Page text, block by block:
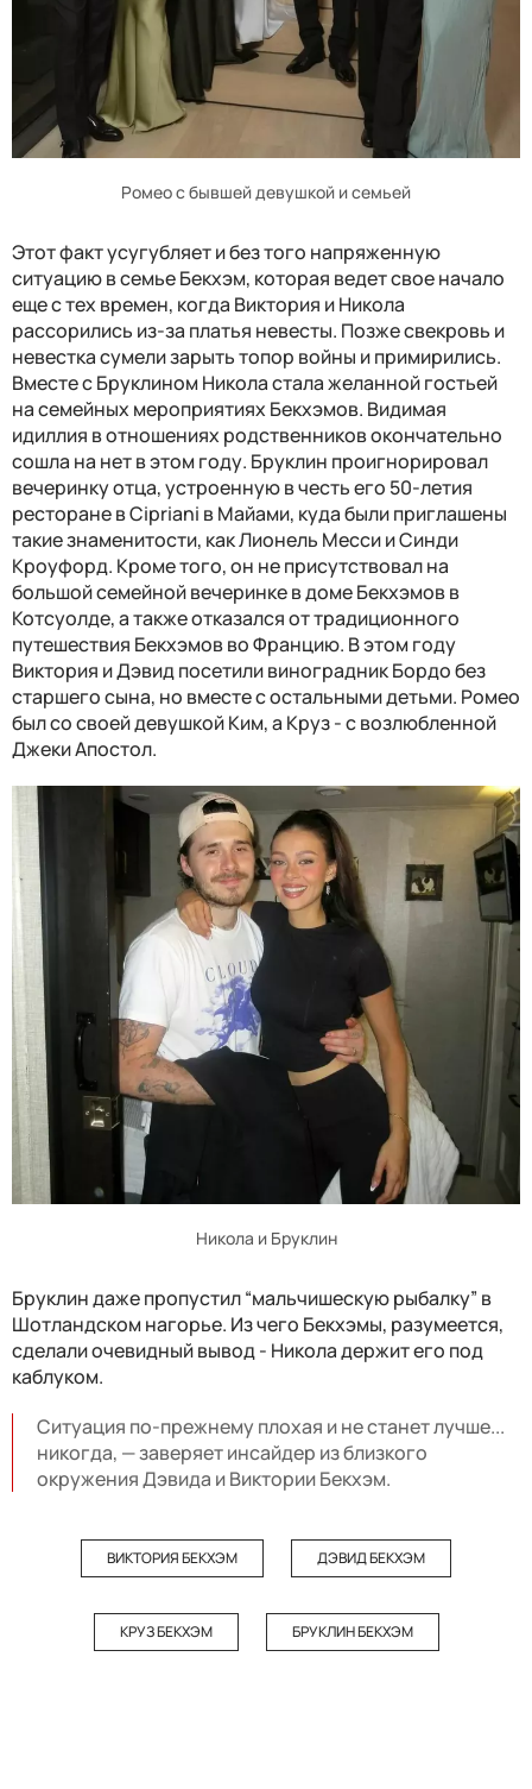
Ромео с бывшей девушкой и семьей
Этот факт усугубляет и без того напряженную
ситуацию в семье Бекхэм, которая ведет свое начало
еще с тех времен, когда Виктория и Никола
рассорились из-за платья невесты. Позже свекровь и
невестка сумели зарыть топор войны и примирились.
Вместе с Бруклином Никола стала желанной гостьей
на семейных мероприятиях Бекхэмов. Видимая
идиллия в отношениях родственников окончательно
сошла на нет в этом году. Бруклин проигнорировал
вечеринку отца, устроенную в честь его 50-летия
ресторане в Cipriani в Майами, куда были приглашены
такие знаменитости, как Лионель Месси и Синди
Кроуфорд. Кроме того, он не присутствовал на
большой семейной вечеринке в доме Бекхэмов в
Котсуолде, а также отказался от традиционного
путешествия Бекхэмов во Францию. В этом году
Виктория и Дэвид посетили виноградник Бордо без
старшего сына, но вместе с остальными детьми. Ромео
был со своей девушкой Ким, а Круз - с возлюбленной
Джеки Апостол.
Никола и Бруклин
Бруклин даже пропустил “мальчишескую рыбалку” в
Шотландском нагорье. Из чего Бекхэмы, разумеется,
сделали очевидный вывод - Никола держит его под
каблуком.
Ситуация по-прежнему плохая и не станет лучше...
никогда, — заверяет инсайдер из близкого
окружения Дэвида и Виктории Бекхэм.
ВИКТОРИЯ БЕКХЭМ ДЭВИД БЕКХЭМ
КРУЗ БЕКХЭМ БРУКЛИН БЕКХЭМ